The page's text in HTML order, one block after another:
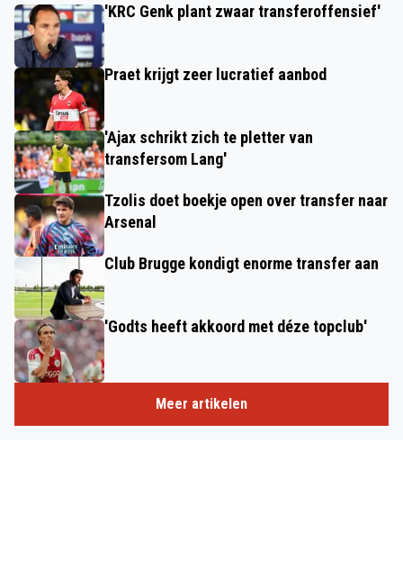
'KRC Genk plant zwaar transferoffensief'
Praet krijgt zeer lucratief aanbod
'Ajax schrikt zich te pletter van
transfersom Lang'
Tzolis doet boekje open over transfer naar
Arsenal
Club Brugge kondigt enorme transfer aan
'Godts heeft akkoord met déze topclub'
Meer artikelen